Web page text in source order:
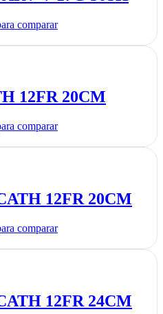
comparar
12FR 20CM
comparar
12FR 20CM
comparar
12FR 24CM